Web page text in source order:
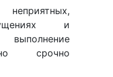
и
срочно